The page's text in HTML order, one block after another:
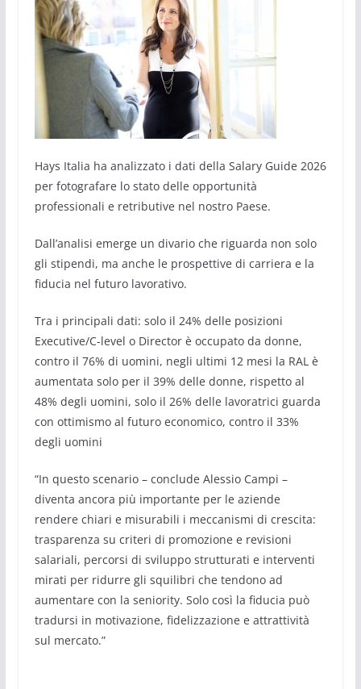
Hays Italia ha analizzato i dati della Salary Guide 2026
per fotografare lo stato delle opportunità
professionali e retributive nel nostro Paese.
Dall’analisi emerge un divario che riguarda non solo
gli stipendi, ma anche le prospettive di carriera e la
fiducia nel futuro lavorativo.
Tra i principali dati: solo il 24% delle posizioni
Executive/C-level o Director è occupato da donne,
contro il 76% di uomini, negli ultimi 12 mesi la RAL è
aumentata solo per il 39% delle donne, rispetto al
48% degli uomini, solo il 26% delle lavoratrici guarda
con ottimismo al futuro economico, contro il 33%
degli uomini
“In questo scenario – conclude Alessio Campi –
diventa ancora più importante per le aziende
rendere chiari e misurabili i meccanismi di crescita:
trasparenza su criteri di promozione e revisioni
salariali, percorsi di sviluppo strutturati e interventi
mirati per ridurre gli squilibri che tendono ad
aumentare con la seniority. Solo così la fiducia può
tradursi in motivazione, fidelizzazione e attrattività
sul mercato.”